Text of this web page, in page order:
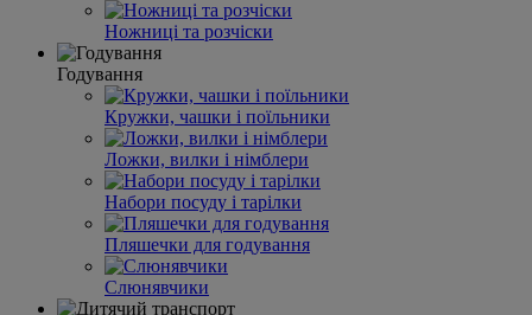
Ножниці та розчіски
Годування
Кружки, чашки і поїльники
Ложки, вилки і німблери
Набори посуду і тарілки
Пляшечки для годування
Слюнявчики